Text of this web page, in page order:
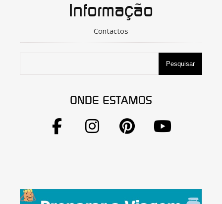
Informação
Contactos
Pesquisar
ONDE ESTAMOS